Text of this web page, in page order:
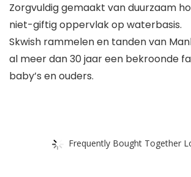
Zorgvuldig gemaakt van duurzaam
niet-giftig oppervlak op waterbasis.
Skwish rammelen en tanden van
al meer dan 30 jaar een bekroonde
baby’s en ouders.
Frequently Bought Together